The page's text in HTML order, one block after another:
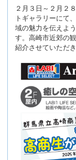
２月３日～２月２
トギャラリーにて
域の魅力を伝えよ
す。高崎市近郊の
紹介させていただ